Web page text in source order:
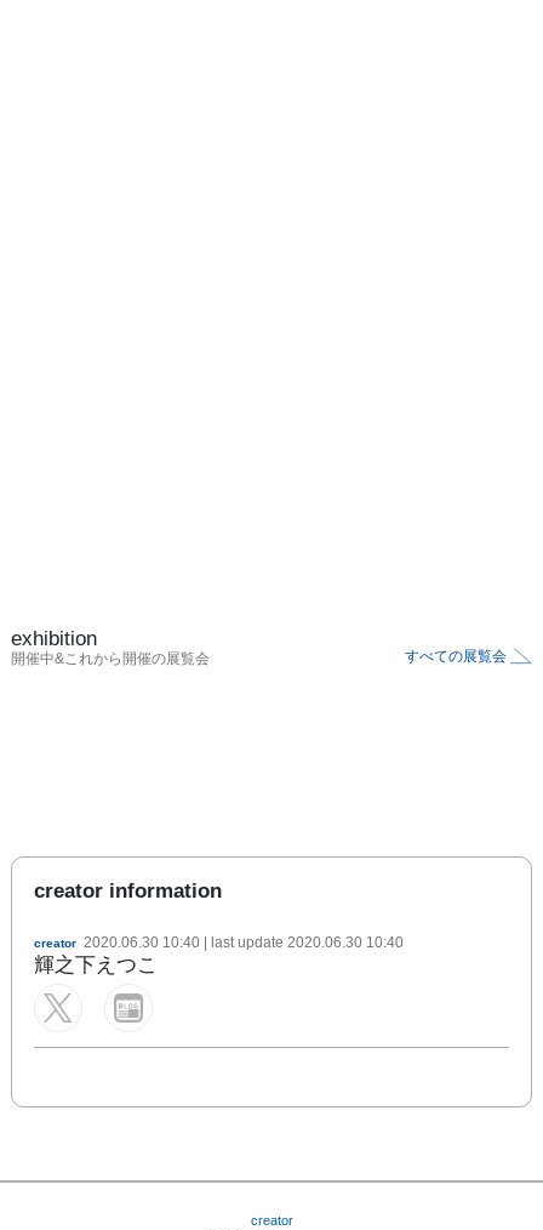
exhibition
開催中&これから開催の展覧会 すべての展覧会
creator information
creator 2020.06.30 10:40 | last update 2020.06.30 10:40
輝之下えつこ
creator